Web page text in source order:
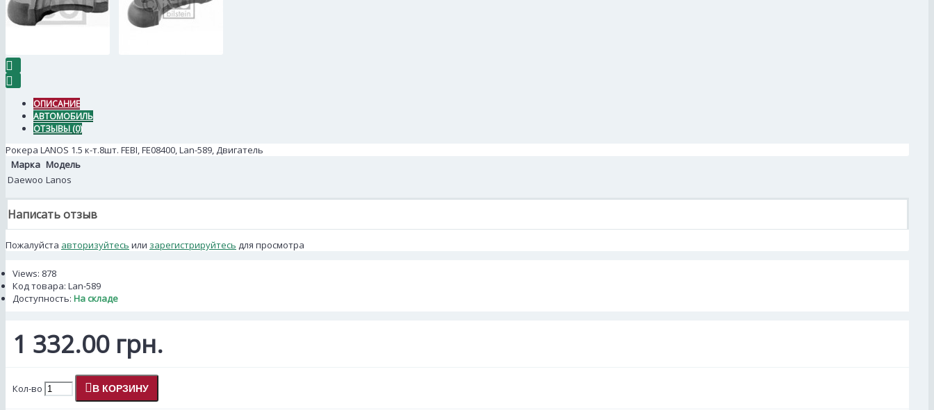
ОПИСАНИЕ
АВТОМОБИЛЬ
ОТЗЫВЫ (0)
Рокера LANOS 1.5 к-т.8шт. FEBI, FE08400, Lan-589, Двигатель
Марка Модель
Daewoo Lanos
Написать отзыв
Пожалуйста авторизуйтесь или зарегистрируйтесь для просмотра
Views: 878
Код товара: Lan-589
Доступность: На складе
1 332.00 грн.
Кол-во В КОРЗИНУ